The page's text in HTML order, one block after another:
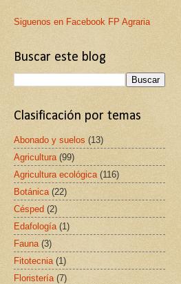
Siguenos en Facebook FP Agraria
Buscar este blog
Clasificación por temas
Abonado y suelos (13)
Agricultura (99)
Agricultura ecológica (116)
Botánica (22)
Césped (2)
Edafología (1)
Fauna (3)
Fitotecnia (1)
Floristería (7)